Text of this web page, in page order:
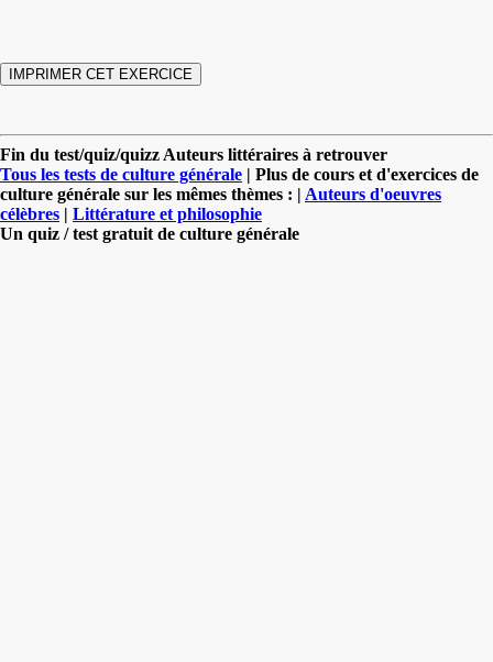
Fin du test/quiz/quizz Auteurs littéraires à retrouver
Tous les tests de culture générale | Plus de cours et d'exercices de
culture générale sur les mêmes thèmes : | Auteurs d'oeuvres
célèbres | Littérature et philosophie
Un quiz / test gratuit de culture générale